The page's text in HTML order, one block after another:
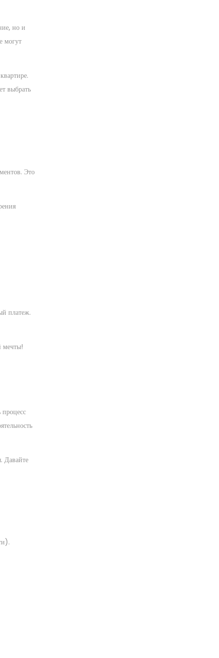
но и
могут
выбрать
Это
платеж.
мечты!
Давайте